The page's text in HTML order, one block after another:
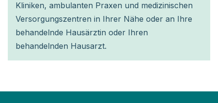
Kliniken, ambulanten Praxen und medizinischen
Versorgungszentren in Ihrer Nähe oder an Ihre
behandelnde Hausärztin oder Ihren
behandelnden Hausarzt.